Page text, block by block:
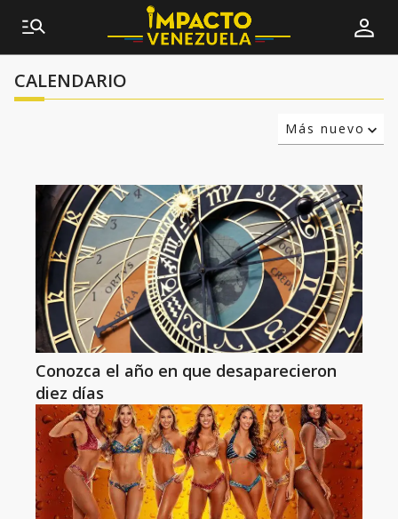
CALENDARIO
Más nuevo
Conozca el año en que desaparecieron
diez días